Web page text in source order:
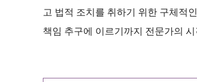
고 법적 조치를 취하기 위한 구체적
책임 추구에 이르기까지 전문가의